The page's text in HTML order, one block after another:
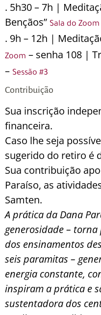
. 5h30 – 7h |
Bençãos” Sala do Zoom
. 9h – 12h |
Zoom – senha 108 |
– Sessão #3
Contribuição
Sua inscrição
financeira.
Caso lhe seja
sugerido do retiro é
Sua contribuição
Paraíso, as
Samten.
A prática da Dana
generosidade –
dos ensinamentos
seis paramitas –
energia constante,
inspiram a prática e
sustentadora dos